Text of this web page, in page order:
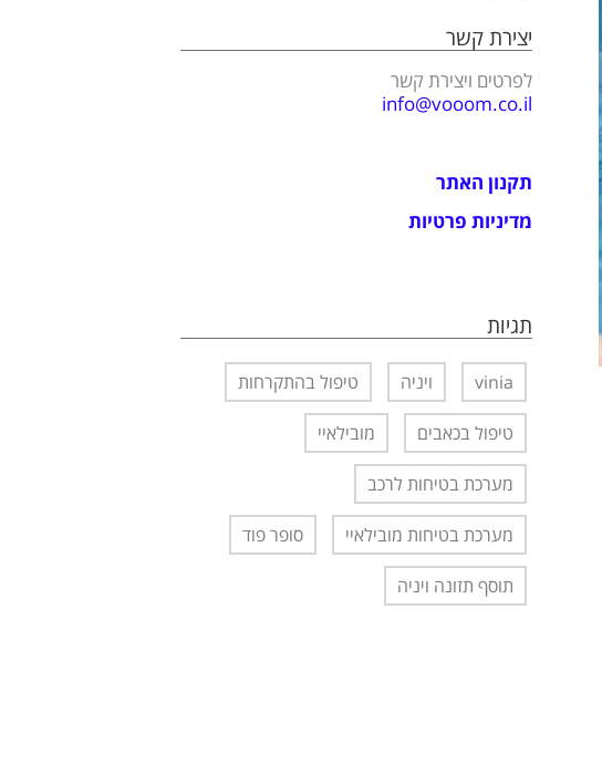
יצירת קשר
לפרטים ויצירת קשר
info@vooom.co.il
תקנון האתר
מדיניות פרטיות
תגיות
vinia ויניה טיפול בהתקרחות
טיפול בכאבים מובילאיי
מערכת בטיחות לרכב
מערכת בטיחות מובילאיי סופר פוד
תוסף תזונה ויניה